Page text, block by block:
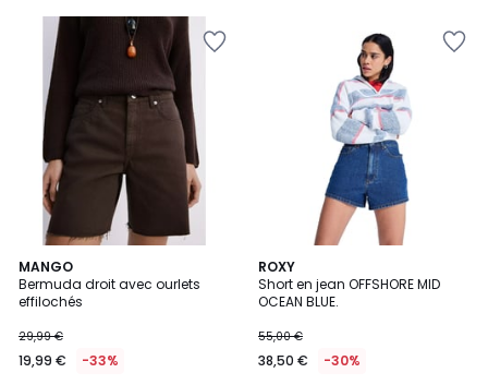
MANGO
Bermuda droit avec ourlets
effilochés
29,99 €
19,99 € -33%
ROXY
Short en jean OFFSHORE MID
OCEAN BLUE.
55,00 €
38,50 € -30%